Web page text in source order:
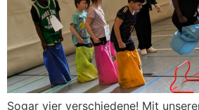
Sogar vier verschiedene! Mit